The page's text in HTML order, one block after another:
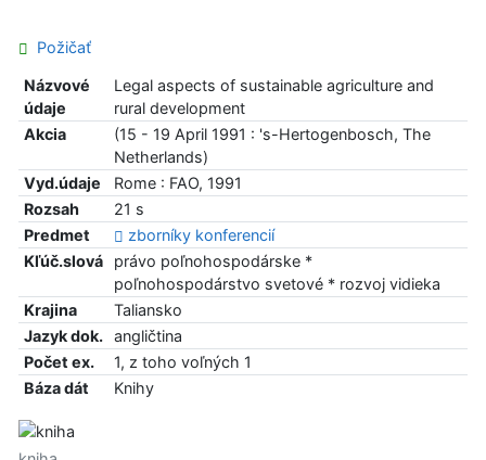
Požičať
Názvové
údaje
Legal aspects of sustainable agriculture and
rural development
Akcia
(15 - 19 April 1991 : 's-Hertogenbosch, The
Netherlands)
Vyd.údaje
Rome : FAO, 1991
Rozsah
21 s
Predmet
zborníky konferencií
Kľúč.slová
právo poľnohospodárske *
poľnohospodárstvo svetové * rozvoj vidieka
Krajina
Taliansko
Jazyk dok.
angličtina
Počet ex.
1, z toho voľných 1
Báza dát
Knihy